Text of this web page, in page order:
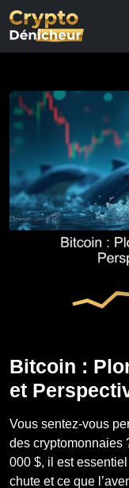
Bitcoin :
et
Vous sentez-vous
des cryptomonnaies
000 $, il est
chute et ce que